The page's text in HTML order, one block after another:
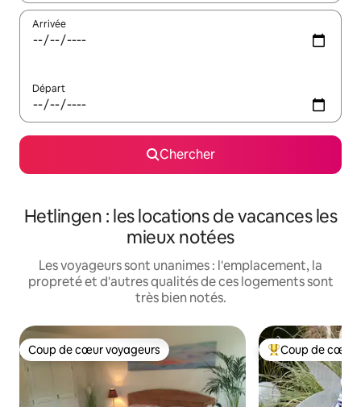
Arrivée
Départ
Chercher
Hetlingen : les locations de vacances les
mieux notées
Les voyageurs sont unanimes : l'emplacement, la
propreté et d'autres qualités de ces logements sont
très bien notés.
Coup de cœur voyageurs
Coup de cœur voyageurs Coup de cœur
Coup de cœur